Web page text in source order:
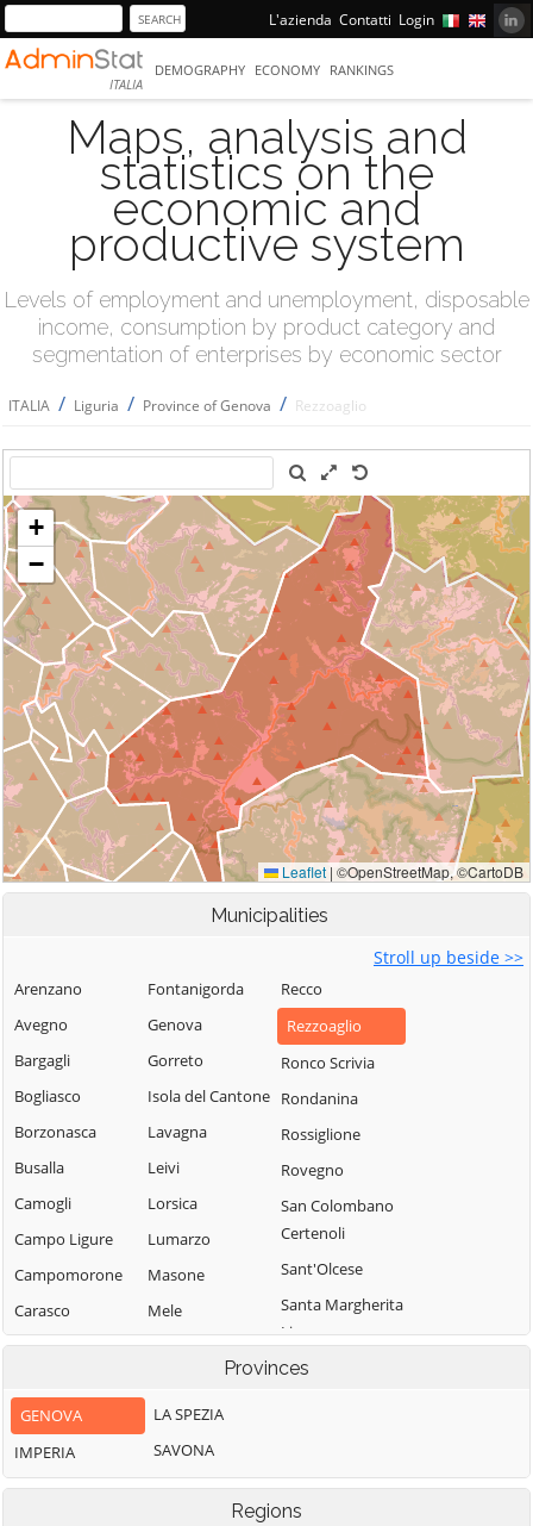
L'azienda Contatti Login
ITALIA
DEMOGRAPHY ECONOMY RANKINGS
Maps, analysis and
statistics on the
economic and
productive system
Levels of employment and unemployment, disposable
income, consumption by product category and
segmentation of enterprises by economic sector
ITALIA / Liguria / Province of Genova / Rezzoaglio
Municipalities
Stroll up beside >>
Arenzano
Avegno
Bargagli
Bogliasco
Borzonasca
Busalla
Camogli
Campo Ligure
Campomorone
Carasco
Casarza Ligure
Castiglione
Chiavarese
Ceranesi
Fontanigorda
Genova
Gorreto
Isola del Cantone
Lavagna
Leivi
Lorsica
Lumarzo
Masone
Mele
Mezzanego
Mignanego
Moconesi
Moneglia
Montebruno
Recco
Rezzoaglio
Ronco Scrivia
Rondanina
Rossiglione
Rovegno
San Colombano
Certenoli
Sant'Olcese
Santa Margherita
Ligure
Santo Stefano
Sestri Levante
Provinces
GENOVA
IMPERIA
LA SPEZIA
SAVONA
Regions